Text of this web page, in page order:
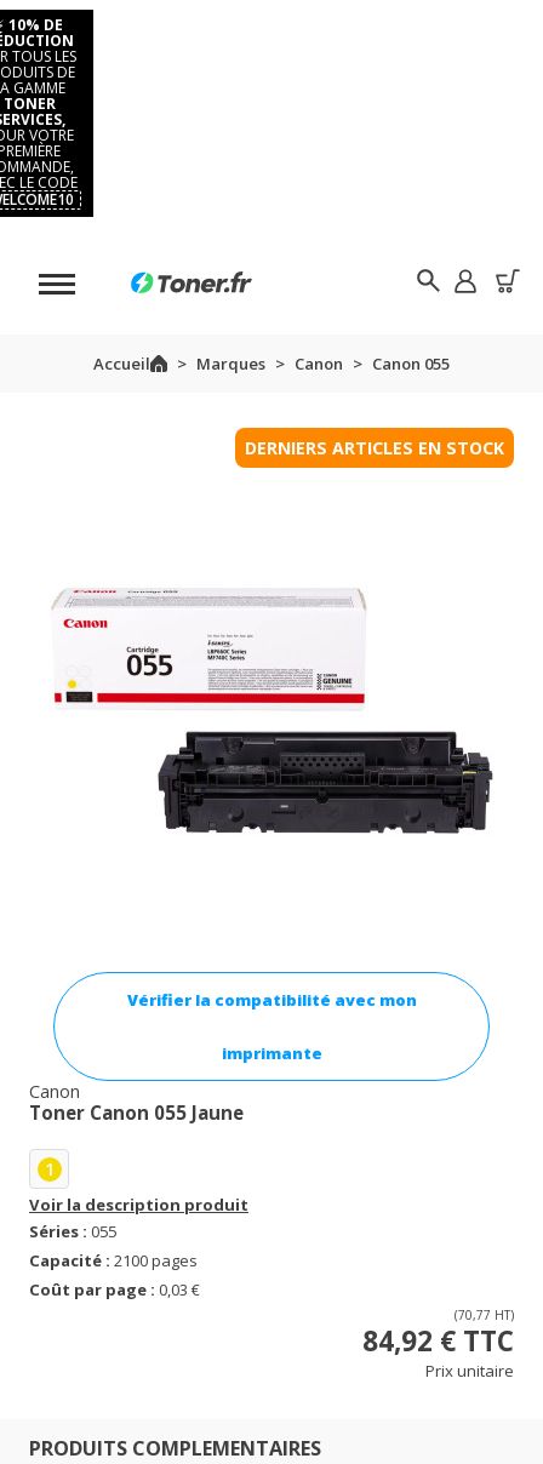
10% DE
TOUS LES
DE
GAMME
TONER
VOTRE
LE CODE
Accueil Marques Canon Canon 055
DERNIERS ARTICLES EN STOCK
Vérifier la compatibilité avec mon
imprimante
Canon
Toner Canon 055 Jaune
1
Voir la description produit
Séries : 055
Capacité : 2100 pages
Coût par page : 0,03 €
(70,77 HT)
84,92 € TTC
Prix unitaire
PRODUITS COMPLEMENTAIRES